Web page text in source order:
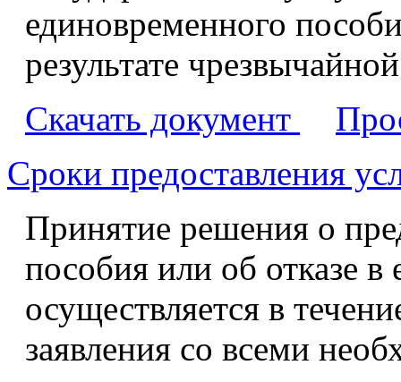
единовременного
результате
Скачать документ
Сроки предоставления
Принятие решения о
пособия или об отказе в
осуществляется в
заявления со всеми